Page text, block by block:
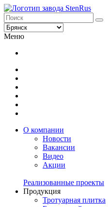
Меню
О компании
Новости
Вакансии
Видео
Акции
Реализованные проекты
Продукция
Тротуарная плитка